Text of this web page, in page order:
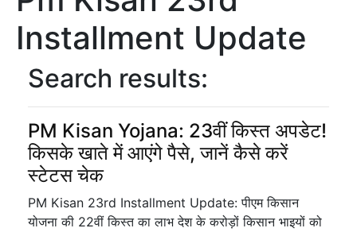
Installment Update
Search results:
PM Kisan Yojana: 23वीं किस्त अपडेट!
किसके खाते में आएंगे पैसे, जानें कैसे करें
स्टेटस चेक
PM Kisan 23rd Installment Update: पीएम किसान
योजना की 22वीं किस्त का लाभ देश के करोड़ों किसान भाइयों को